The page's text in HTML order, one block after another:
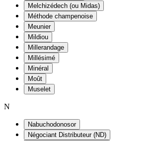
Melchizédech (ou Midas)
Méthode champenoise
Meunier
Mildiou
Millerandage
Millésimé
Minéral
Moût
Muselet
N
Nabuchodonosor
Négociant Distributeur (ND)